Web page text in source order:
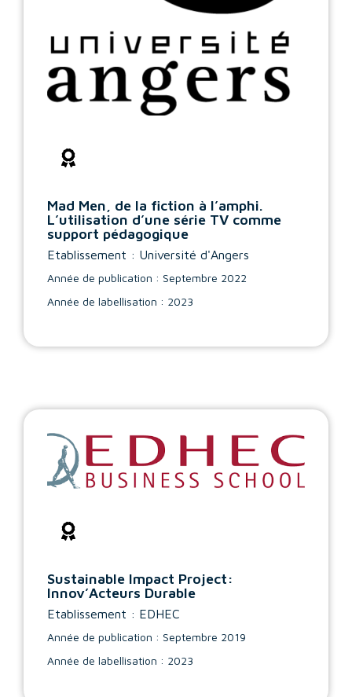
Mad Men, de la fiction à l’amphi.
L’utilisation d’une série TV comme
support pédagogique
Etablissement : Université d'Angers
Année de publication : Septembre 2022
Année de labellisation : 2023
Sustainable Impact Project:
Innov’Acteurs Durable
Etablissement : EDHEC
Année de publication : Septembre 2019
Année de labellisation : 2023